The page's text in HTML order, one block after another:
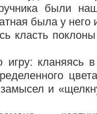
были
была у него
класть
игру: кланяясь
замысел и